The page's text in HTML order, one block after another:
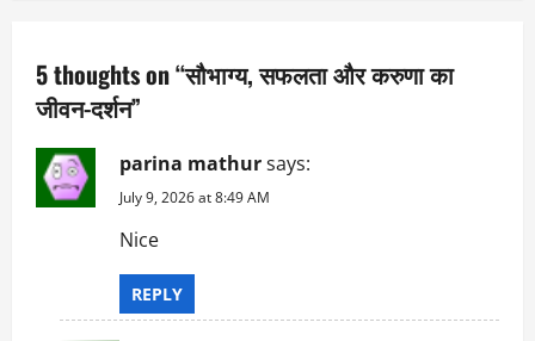
a
v
i
g
5 thoughts on “सौभाग्य, सफलता और करुणा का
जीवन-दर्शन”
parina mathursays:
July 9, 2026 at 8:49 AM
Nice
REPLY